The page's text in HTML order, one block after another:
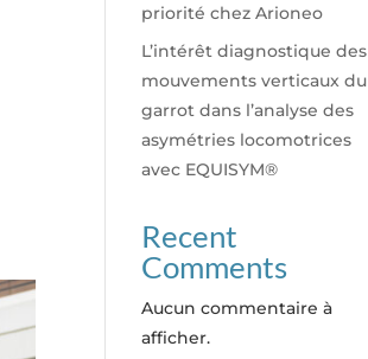
priorité chez Arioneo
L’intérêt diagnostique des
mouvements verticaux du
garrot dans l’analyse des
asymétries locomotrices
avec EQUISYM®
Recent
Comments
Aucun commentaire à
afficher.